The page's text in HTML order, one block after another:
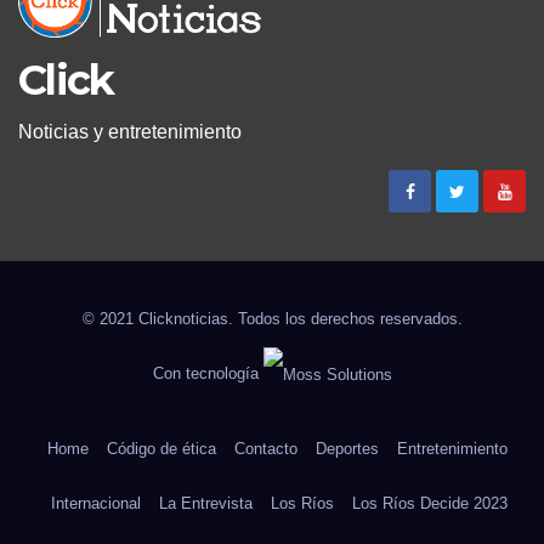
Click
Noticias y entretenimiento
© 2021 Clicknoticias. Todos los derechos reservados.
Con tecnología
Home Código de ética Contacto Deportes Entretenimiento
Internacional La Entrevista Los Ríos Los Ríos Decide 2023